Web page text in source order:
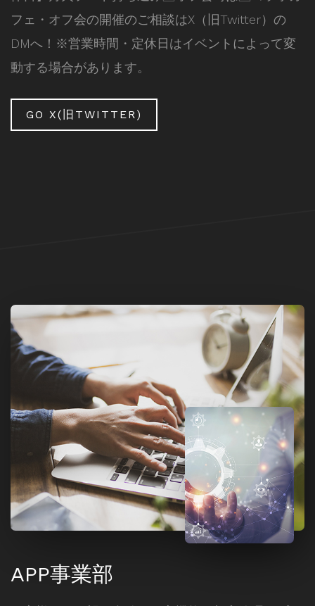
フェ・オフ会の開催のご相談はX（旧Twitter）の
DMへ！※営業時間・定休日はイベントによって変
動する場合があります。
GO X(旧TWITTER)
APP事業部